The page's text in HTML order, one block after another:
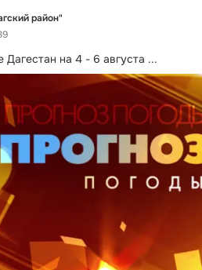
район"
Дагестан на 4 - 6 августа ...